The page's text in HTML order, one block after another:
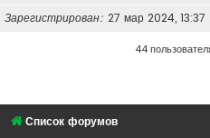
Зарегистрирован 27 мар 2024, 13:37
44
Список форумов